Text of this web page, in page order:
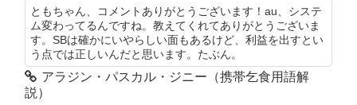
ともちゃん、コメントありがとうございます！au、システ
ム変わってるんですね。教えてくれてありがとうございま
す。SBは確かにいやらしい面もあるけど、利益を出すとい
う点では正しいんだと思います。たぶん。
アラジン・パスカル・ジニー（携帯乞食用語解
説）